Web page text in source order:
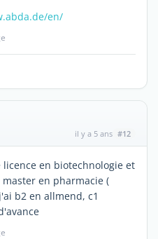
en/
il y a 5 ans #12
en biotechnologie et
en pharmacie (
b2 en allmend, c1